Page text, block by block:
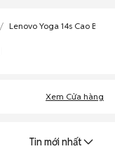
Lenovo Yoga 14s Cao Bằng
Xem Cửa hàng
Tin mới nhất